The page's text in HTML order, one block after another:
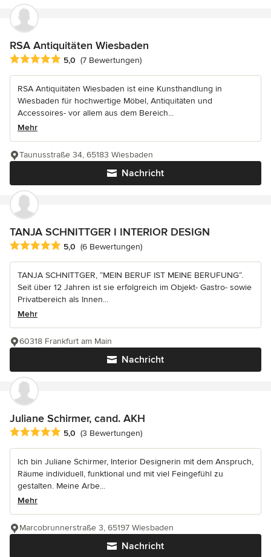
RSA Antiquitäten Wiesbaden
Durchschnittliche Bewertung: 5 von 5 Sternen
5,0 (7 Bewertungen)
RSA Antiquitäten Wiesbaden ist eine Kunsthandlung in
Wiesbaden für hochwertige Möbel, Antiquitäten und
Accessoires- vor allem aus dem Bereich...
Mehr
Nachricht
Taunusstraße 34, 65183 Wiesbaden
TANJA SCHNITTGER I INTERIOR DESIGN
Durchschnittliche Bewertung: 5 von 5 Sternen
5,0 (6 Bewertungen)
TANJA SCHNITTGER, “MEIN BERUF IST MEINE BERUFUNG“.
Seit über 12 Jahren ist sie erfolgreich im Objekt- Gastro- sowie
Privatbereich als Innen...
Mehr
Nachricht
60318 Frankfurt am Main
Juliane Schirmer, cand. AKH
Durchschnittliche Bewertung: 5 von 5 Sternen
5,0 (3 Bewertungen)
Ich bin Juliane Schirmer, Interior Designerin mit dem Anspruch,
Räume individuell, funktional und mit viel Feingefühl zu
gestalten. Meine Arbe...
Mehr
Nachricht
Marcobrunnerstraße 3, 65197 Wiesbaden